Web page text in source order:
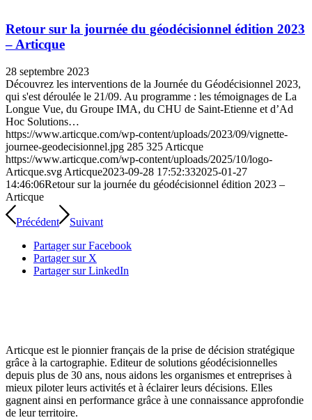
Retour sur la journée du géodécisionnel édition 2023
– Articque
28 septembre 2023
Découvrez les interventions de la Journée du Géodécisionnel 2023,
qui s'est déroulée le 21/09. Au programme : les témoignages de La
Longue Vue, du Groupe IMA, du CHU de Saint-Etienne et d’Ad
Hoc Solutions…
https://www.articque.com/wp-content/uploads/2023/09/vignette-
journee-geodecisionnel.jpg 285 325 Articque
https://www.articque.com/wp-content/uploads/2025/10/logo-
Articque.svg Articque2023-09-28 17:52:332025-01-27
14:46:06Retour sur la journée du géodécisionnel édition 2023 –
Articque
Précédent
Suivant
Partager sur Facebook
Partager sur X
Partager sur LinkedIn
Articque est le pionnier français de la prise de décision stratégique
grâce à la cartographie. Editeur de solutions géodécisionnelles
depuis plus de 30 ans, nous aidons les organismes et entreprises à
mieux piloter leurs activités et à éclairer leurs décisions. Elles
gagnent ainsi en performance grâce à une connaissance approfondie
de leur territoire.